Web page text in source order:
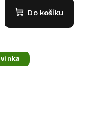
Do košíku